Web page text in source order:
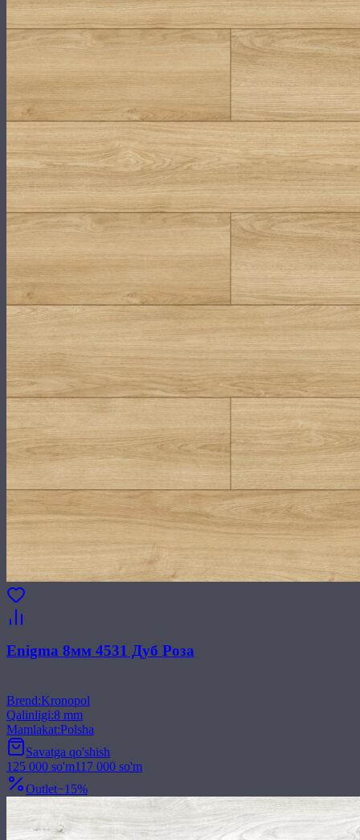
Enigma 8мм 4531 Дуб Роза
Brend:Kronopol
Qalinligi:8 mm
Mamlakat:Polsha
Savatga qo'shish
125 000 so'm117 000 so'm
Outlet−15%